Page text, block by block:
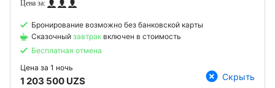
Бронирование возможно без банковской карты
Сказочный завтрак включен в стоимость
Бесплатная отмена
Цена за 1 ночь
1 203 500 UZS Скрыть